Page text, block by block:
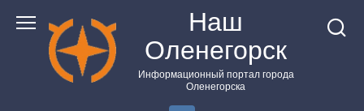
контенту
Наш
Оленегорск
Информационный портал города
Оленегорска